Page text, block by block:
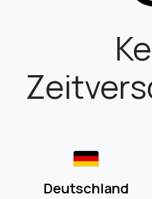
Deutschland